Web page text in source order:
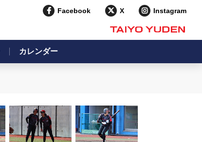
Facebook X Instagram
カレンダー